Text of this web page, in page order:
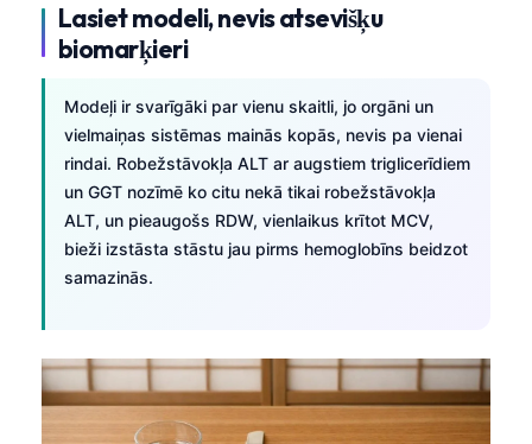
Lasiet modeli, nevis atsevišķu
biomarķieri
Modeļi ir svarīgāki par vienu skaitli, jo orgāni un
vielmaiņas sistēmas mainās kopās, nevis pa vienai
rindai. Robežstāvokļa ALT ar augstiem triglicerīdiem
un GGT nozīmē ko citu nekā tikai robežstāvokļa
ALT, un pieaugošs RDW, vienlaikus krītot MCV,
bieži izstāsta stāstu jau pirms hemoglobīns beidzot
samazinās.
Tagalog
ไทย
ဗမာစာ
Kiswahili
አማርኛ
Українська
O‘zbekcha
Català
Suomi